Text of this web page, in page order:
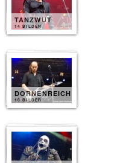
TANZWUT
14 BILDER
DORNENREICH
10 BILDER